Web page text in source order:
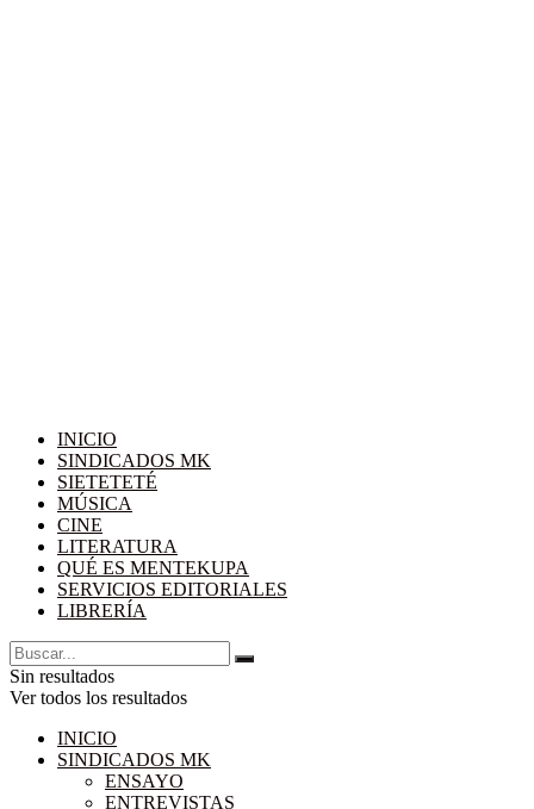
INICIO
SINDICADOS MK
SIETETETÉ
MÚSICA
CINE
LITERATURA
QUÉ ES MENTEKUPA
SERVICIOS EDITORIALES
LIBRERÍA
Sin resultados
Ver todos los resultados
INICIO
SINDICADOS MK
ENSAYO
ENTREVISTAS